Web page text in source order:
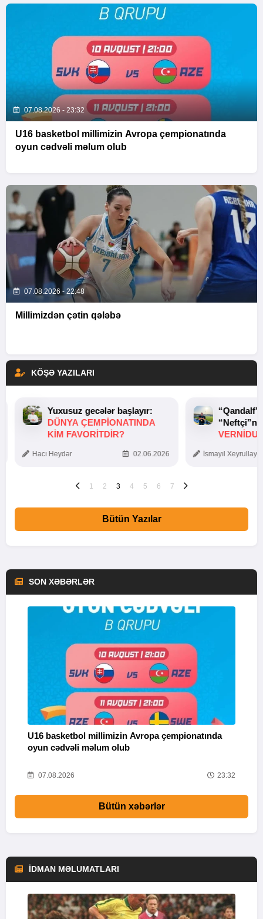
07.08.2026 - 23:32
U16 basketbol millimizin Avropa çempionatında
oyun cədvəli məlum olub
07.08.2026 - 22:48
Millimizdən çətin qələbə
KÖŞƏ YAZILARI
Yuxusuz gecələr başlayır:
DÜNYA ÇEMPIONATINDA
KIM FAVORITDIR?
Hacı Heydər 02.06.2026 İsmayıl
1 2 3 4 5 6 7
Bütün Yazılar
SON XƏBƏRLƏR
U16 basketbol millimizin Avropa çempionatında
oyun cədvəli məlum olub
07.08.2026 23:32
Bütün xəbərlər
İDMAN MƏLUMATLARI